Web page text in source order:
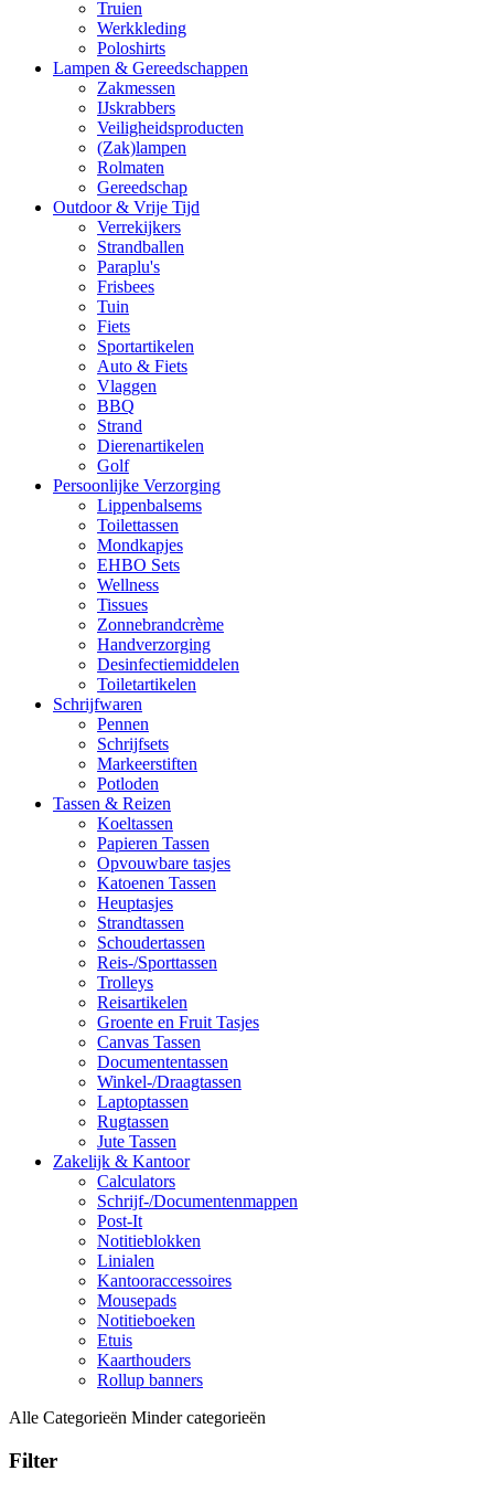
Truien
Werkkleding
Poloshirts
Lampen & Gereedschappen
Zakmessen
IJskrabbers
Veiligheidsproducten
(Zak)lampen
Rolmaten
Gereedschap
Outdoor & Vrije Tijd
Verrekijkers
Strandballen
Paraplu's
Frisbees
Tuin
Fiets
Sportartikelen
Auto & Fiets
Vlaggen
BBQ
Strand
Dierenartikelen
Golf
Persoonlijke Verzorging
Lippenbalsems
Toilettassen
Mondkapjes
EHBO Sets
Wellness
Tissues
Zonnebrandcrème
Handverzorging
Desinfectiemiddelen
Toiletartikelen
Schrijfwaren
Pennen
Schrijfsets
Markeerstiften
Potloden
Tassen & Reizen
Koeltassen
Papieren Tassen
Opvouwbare tasjes
Katoenen Tassen
Heuptasjes
Strandtassen
Schoudertassen
Reis-/Sporttassen
Trolleys
Reisartikelen
Groente en Fruit Tasjes
Canvas Tassen
Documententassen
Winkel-/Draagtassen
Laptoptassen
Rugtassen
Jute Tassen
Zakelijk & Kantoor
Calculators
Schrijf-/Documentenmappen
Post-It
Notitieblokken
Linialen
Kantooraccessoires
Mousepads
Notitieboeken
Etuis
Kaarthouders
Rollup banners
Alle Categorieën Minder categorieën
Filter